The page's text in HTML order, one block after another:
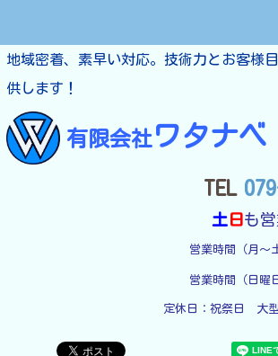
地域密着、素早い対応。技術力とお客様
供します！
有限会社ワタナベ
TEL
土日も
営業時間（月～
営業時間（日曜
定休日： 祝祭日　大